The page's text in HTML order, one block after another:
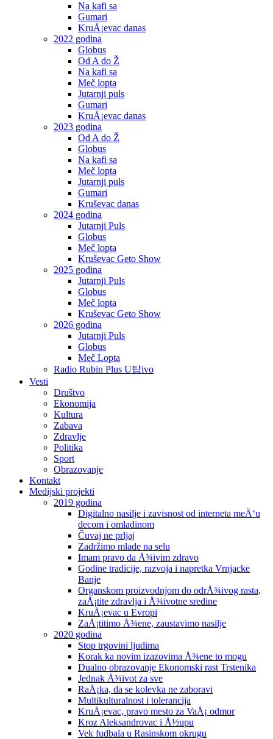
Na kafi sa
Gumari
KruÅ¡evac danas
2022 godina
Globus
Od A do Ž
Na kafi sa
Meč lopta
Jutarnji puls
Gumari
KruÅ¡evac danas
2023 godina
Od A do Ž
Globus
Na kafi sa
Meč lopta
Jutarnji puls
Gumari
Kruševac danas
2024 godina
Jutarnji Puls
Globus
Meč lopta
Kruševac Geto Show
2025 godina
Jutarnji Puls
Globus
Meč lopta
Kruševac Geto Show
2026 godina
Jutarnji Puls
Globus
Meč Lopta
Radio Rubin Plus U탑ivo
Vesti
Društvo
Ekonomija
Kultura
Zabava
Zdravlje
Politika
Sport
Obrazovanje
Kontakt
Medijski projekti
2019 godina
Digitalno nasilje i zavisnost od interneta meÄ‘u
decom i omladinom
Čuvaj ne prljaj
Zadržimo mlade na selu
Imam pravo da Å¾ivim zdravo
Godine tradicije, razvoja i napretka Vrnjacke
Banje
Organskom proizvodnjom do odrÅ¾ivog rasta,
zaÅ¡tite zdravlja i Å¾ivotne sredine
KruÅ¡evac u Evropi
ZaÅ¡titimo Å¾ene, zaustavimo nasilje
2020 godina
Stop trgovini ljudima
Korak ka novim izazovima Å¾ene to mogu
Dualno obrazovanje Ekonomski rast Trstenika
Jednak Å¾ivot za sve
RaÅ¡ka, da se kolevka ne zaboravi
Multikulturalnost i tolerancija
KruÅ¡evac, pravo mesto za VaÅ¡ odmor
Kroz Aleksandrovac i Å½upu
Vek fudbala u Rasinskom okrugu